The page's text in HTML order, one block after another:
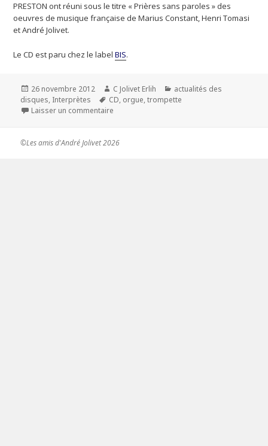
PRESTON ont réuni sous le titre « Prières sans paroles » des
oeuvres de musique française de Marius Constant, Henri Tomasi
et André Jolivet.
Le CD est paru chez le labelBIS.
Publié
le
26 novembre 2012 Auteur
C Jolivet Erlih Catégories
actualités des
disques, Interprètes
Mots-
clés
CD, orgue,trompette
Laisser un commentaire
©Les amis d'André Jolivet 2026